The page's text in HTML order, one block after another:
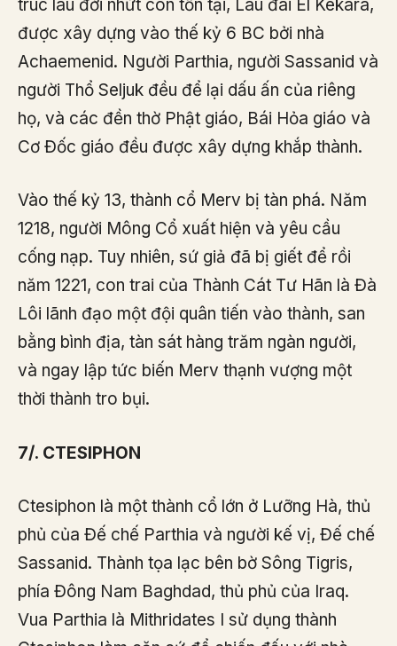
trúc lâu đời nhứt còn tồn tại, Lâu đài El Kekara,
được xây dựng vào thế kỷ 6 BC bởi nhà
Achaemenid. Người Parthia, người Sassanid và
người Thổ Seljuk đều để lại dấu ấn của riêng
họ, và các đền thờ Phật giáo, Bái Hỏa giáo và
Cơ Đốc giáo đều được xây dựng khắp thành.
Vào thế kỷ 13, thành cổ Merv bị tàn phá. Năm
1218, người Mông Cổ xuất hiện và yêu cầu
cống nạp. Tuy nhiên, sứ giả đã bị giết để rồi
năm 1221, con trai của Thành Cát Tư Hãn là Đà
Lôi lãnh đạo một đội quân tiến vào thành, san
bằng bình địa, tàn sát hàng trăm ngàn người,
và ngay lập tức biến Merv thạnh vượng một
thời thành tro bụi.
7/. CTESIPHON
Ctesiphon là một thành cổ lớn ở Lưỡng Hà, thủ
phủ của Đế chế Parthia và người kế vị, Đế chế
Sassanid. Thành tọa lạc bên bờ Sông Tigris,
phía Đông Nam Baghdad, thủ phủ của Iraq.
Vua Parthia là Mithridates I sử dụng thành